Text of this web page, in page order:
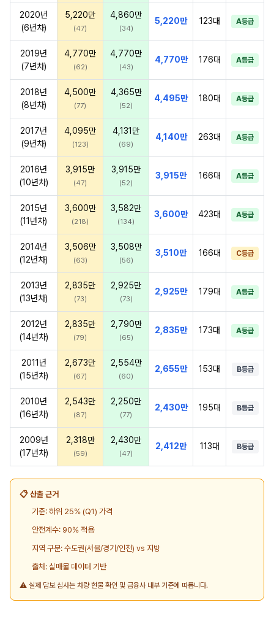
2020년
(6년차)
5,220만
(47)
4,860만
(34)
5,220만 123대 A등급
2019년
(7년차)
4,770만
(62)
4,770만
(43)
4,770만 176대 A등급
2018년
(8년차)
4,500만
(77)
4,365만
(52)
4,495만 180대 A등급
2017년
(9년차)
4,095만
(123)
4,131만
(69)
4,140만 263대 A등급
2016년
(10년차)
3,915만
(47)
3,915만
(52)
3,915만 166대 A등급
2015년
(11년차)
3,600만
(218)
3,582만
(134)
3,600만 423대 A등급
2014년
(12년차)
3,506만
(63)
3,508만
(56)
3,510만 166대 C등급
2013년
(13년차)
2,835만
(73)
2,925만
(73)
2,925만 179대 A등급
2012년
(14년차)
2,835만
(79)
2,790만
(65)
2,835만 173대 A등급
2011년
(15년차)
2,673만
(67)
2,554만
(60)
2,655만 153대 B등급
2010년
(16년차)
2,543만
(87)
2,250만
(77)
2,430만 195대 B등급
2009년
(17년차)
2,318만
(59)
2,430만
(47)
2,412만 113대 B등급
📋 산출 근거
기준: 하위 25% (Q1) 가격
안전계수: 90% 적용
지역 구분: 수도권(서울/경기/인천) vs 지방
출처: 실매물 데이터 기반
⚠️ 실제 담보 심사는 차량 현물 확인 및 금융사 내부 기준에 따릅니다.